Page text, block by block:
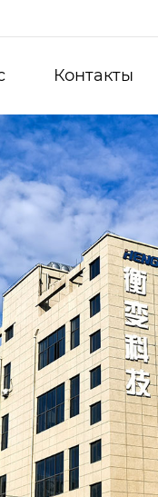
Контакты